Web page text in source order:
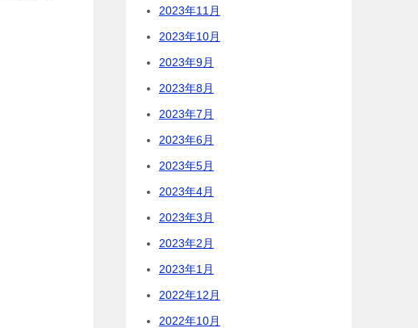
2023年11月
2023年10月
2023年9月
2023年8月
2023年7月
2023年6月
2023年5月
2023年4月
2023年3月
2023年2月
2023年1月
2022年12月
2022年10月